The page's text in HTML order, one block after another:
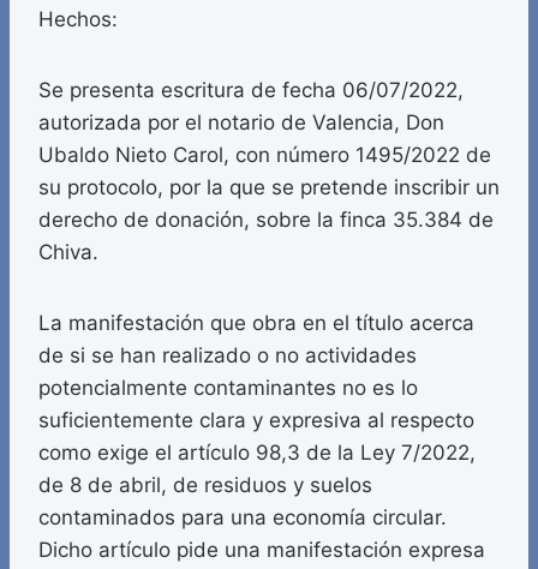
Hechos:
Se presenta escritura de fecha 06/07/2022,
autorizada por el notario de Valencia, Don
Ubaldo Nieto Carol, con número 1495/2022 de
su protocolo, por la que se pretende inscribir un
derecho de donación, sobre la finca 35.384 de
Chiva.
La manifestación que obra en el título acerca
de si se han realizado o no actividades
potencialmente contaminantes no es lo
suficientemente clara y expresiva al respecto
como exige el artículo 98,3 de la Ley 7/2022,
de 8 de abril, de residuos y suelos
contaminados para una economía circular.
Dicho artículo pide una manifestación expresa